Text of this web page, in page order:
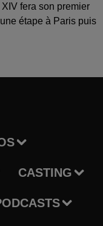
fera son premier
étape à Paris puis
CASTING